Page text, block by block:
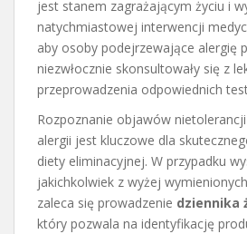
jest stanem zagrażającym życiu i
natychmiastowej interwencji
aby osoby podejrzewające alergię
niezwłocznie skonsultowały się z
przeprowadzenia odpowiednich
Rozpoznanie objawów
alergii jest kluczowe dla
diety eliminacyjnej. W przypadku
jakichkolwiek z wyżej
zaleca się prowadzenie dziennika
który pozwala na identyfikację